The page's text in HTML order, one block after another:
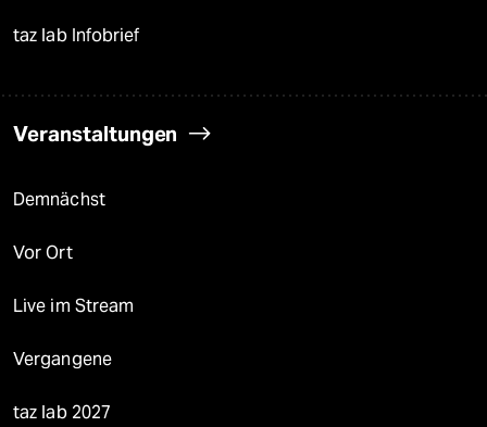
taz lab Infobrief
Veranstaltungen
Demnächst
Vor Ort
Live im Stream
Vergangene
taz lab 2027